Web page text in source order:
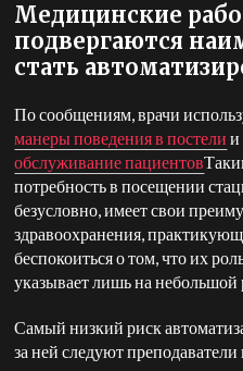
Медицинские
подвергаются
стать
По сообщениям, врачи
манеры поведения в постели и
обслуживание пациентов
потребность в посещении
безусловно, имеет свои
здравоохранения,
беспокоиться о том, что их
указывает лишь на
Самый низкий риск
за ней следуют